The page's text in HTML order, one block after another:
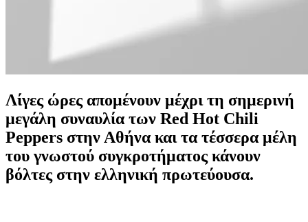
Λίγες ώρες απομένουν μέχρι τη σημερινή
μεγάλη συναυλία των Red Hot Chili
Peppers στην Αθήνα και τα τέσσερα μέλη
του γνωστού συγκροτήματος κάνουν
βόλτες στην ελληνική πρωτεύουσα.